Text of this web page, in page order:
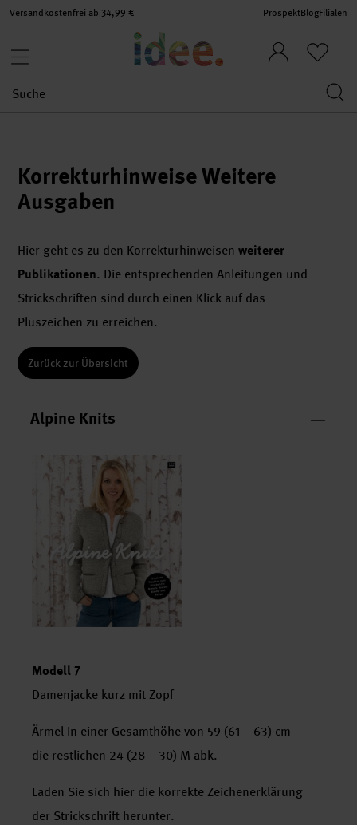
Versandkostenfrei ab 34,99 € ProspektBlogFilialen
Korrekturhinweise Weitere
Ausgaben
Hier geht es zu den Korrekturhinweisen weiterer
Publikationen. Die entsprechenden Anleitungen und
Strickschriften sind durch einen Klick auf das
Pluszeichen zu erreichen.
Zurück zur Übersicht
Alpine Knits
Modell 7
Damenjacke kurz mit Zopf
Ärmel In einer Gesamthöhe von 59 (61 – 63) cm
die restlichen 24 (28 – 30) M abk.
Laden Sie sich hier die korrekte Zeichenerklärung
der Strickschrift herunter.